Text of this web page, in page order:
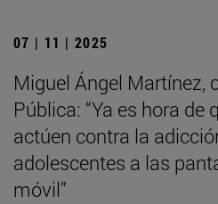
07 | 11 | 2025
Miguel Ángel Martínez,
Pública: “Ya es hora de
actúen contra la
adolescentes a las
móvil”